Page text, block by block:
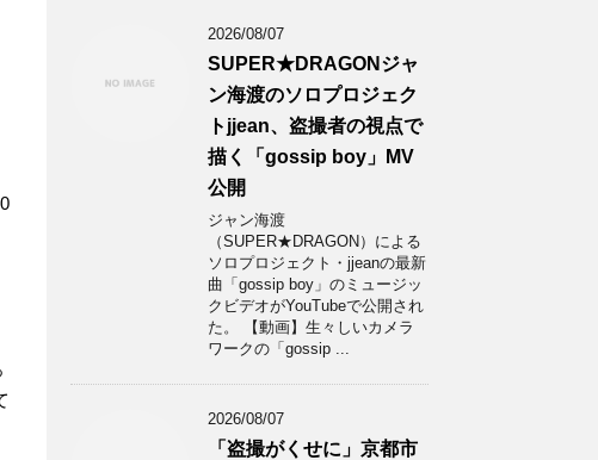
2026/08/07
SUPER★DRAGONジャ
ン海渡のソロプロジェク
トjjean、盗撮者の視点で
描く「gossip boy」MV
公開
ジャン海渡
（SUPER★DRAGON）による
ソロプロジェクト・jjeanの最新
曲「gossip boy」のミュージッ
クビデオがYouTubeで公開され
た。 【動画】生々しいカメラ
ワークの「gossip ...
2026/08/07
「盗撮がくせに」京都市